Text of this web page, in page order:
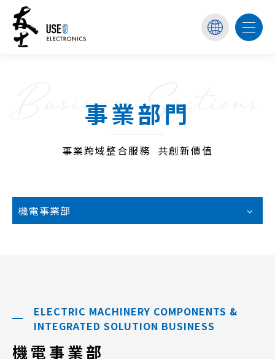
Business Sections
事業部門
事業跨域整合服務 共創新價值
機電事業部
ELECTRIC MACHINERY COMPONENTS &
INTEGRATED SOLUTION BUSINESS
機電事業部